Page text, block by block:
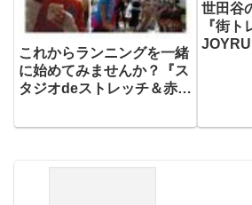
これからランニングを一緒
に始めてみませんか？『ス
タジオdeストレッチ＆赤坂
☆JOYRUN』
世田谷
『街ト